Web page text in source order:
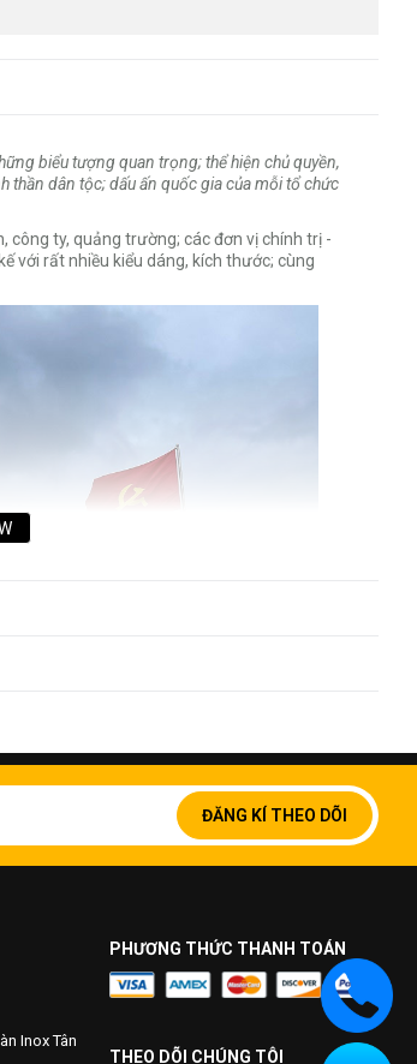
biểu tượng quan trọng; thể hiện chủ quyền,
thần dân tộc; dấu ấn quốc gia của mỗi tổ chức
công ty, quảng trường; các đơn vị chính trị -
với rất nhiều kiểu dáng, kích thước; cùng
Phổ Yên - Thái Nguyên
ĐĂNG KÍ THEO DÕI
Inox Tân
PHƯƠNG THỨC THANH TOÁN
THEO DÕI CHÚNG TÔI